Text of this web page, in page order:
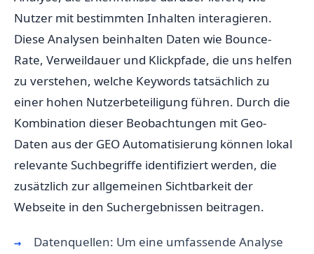
Nutzer mit bestimmten Inhalten interagieren.
Diese Analysen beinhalten Daten wie Bounce-
Rate, Verweildauer und Klickpfade, die uns helfen
zu verstehen, welche Keywords tatsächlich zu
einer hohen Nutzerbeteiligung führen. Durch die
Kombination dieser Beobachtungen mit Geo-
Daten aus der GEO Automatisierung können lokal
relevante Suchbegriffe identifiziert werden, die
zusätzlich zur allgemeinen Sichtbarkeit der
Webseite in den Suchergebnissen beitragen.
Datenquellen: Um eine umfassende Analyse